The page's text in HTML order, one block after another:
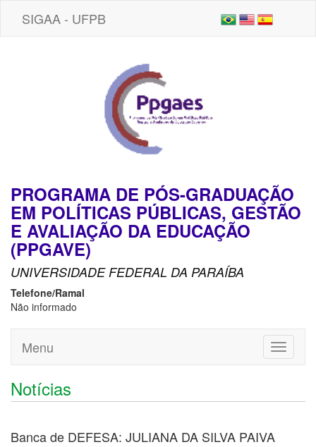
SIGAA - UFPB
PROGRAMA DE PÓS-GRADUAÇÃO
EM POLÍTICAS PÚBLICAS, GESTÃO
E AVALIAÇÃO DA EDUCAÇÃO
(PPGAVE)
UNIVERSIDADE FEDERAL DA PARAÍBA
Telefone/Ramal
Não informado
Toggle
Menu
Notícias
Banca de DEFESA: JULIANA DA SILVA PAIVA